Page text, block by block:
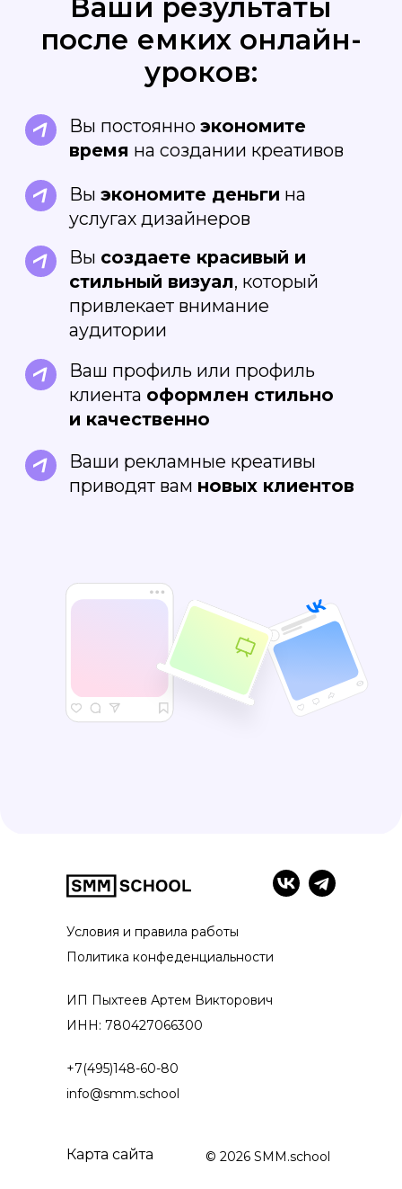
Условия и правила работы
ИП Пыхтеев Артем Викторович
+7(495)148-60-80
info@smm.school
© 2026 SMM.school
ИНН: 780427066300
Политика конфеденциальности
Карта сайта